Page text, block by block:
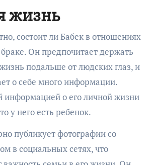
жизнь
состоит ли Бабек в отношениях
браке. Он предпочитает держать
подальше от людских глаз, и
о себе много информации.
информацией о его личной жизни
у него есть ребенок.
публикует фотографии со
в социальных сетях, что